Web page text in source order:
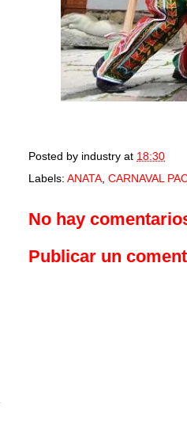
Posted by industry at 18:30
Labels: ANATA, CARNAVAL
No hay
Publicar un